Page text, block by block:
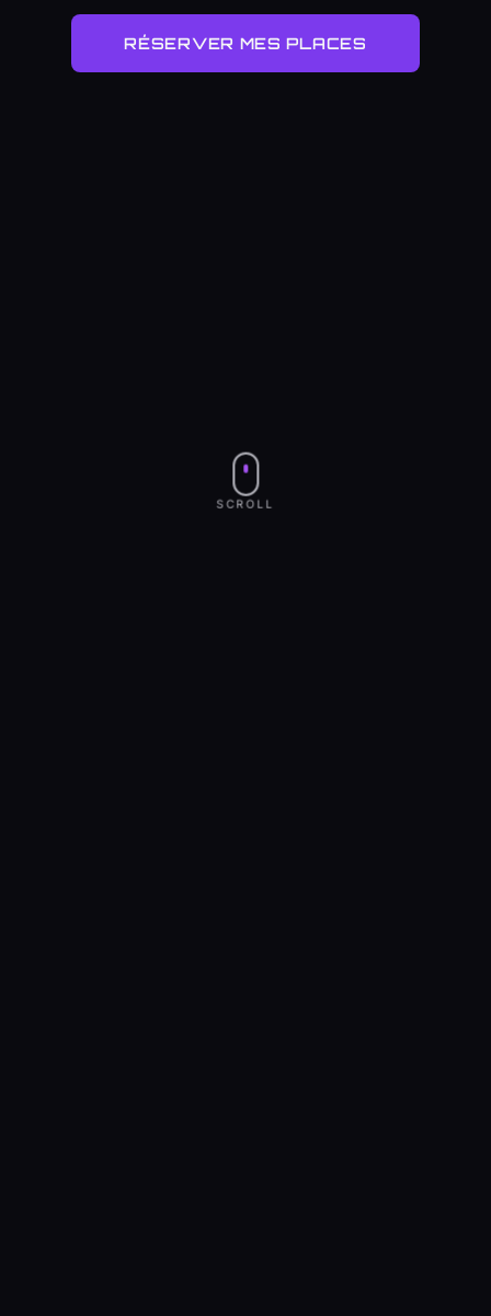
RÉSERVER MES PLACES
SCROLL